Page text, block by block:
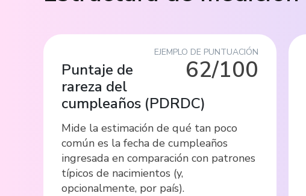
EJEMPLO DE PUNTUACIÓN
62/100
Puntaje de
rareza del
cumpleaños (PDRDC)
Mide la estimación de qué tan poco
común es la fecha de cumpleaños
ingresada en comparación con patrones
típicos de nacimientos (y,
opcionalmente, por país).